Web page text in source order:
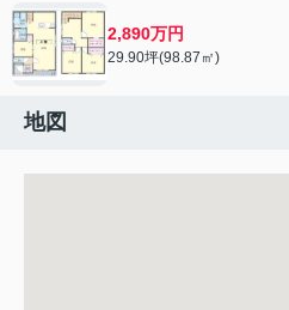
2,890万円
29.90坪(98.87㎡)
地図